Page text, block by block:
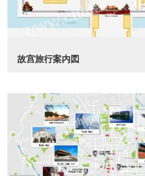
故宫旅行案内図